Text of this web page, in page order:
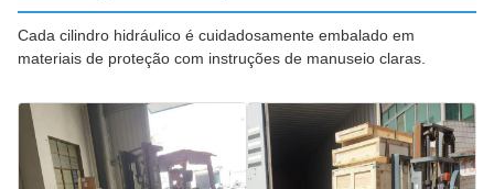
Cada cilindro hidráulico é cuidadosamente embalado em
materiais de proteção com instruções de manuseio claras.